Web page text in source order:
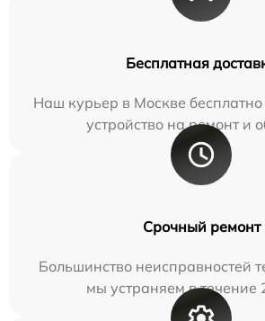
Бесплатная
Наш курьер в Москве
устройство на ремонт и
Срочный ремонт
Большинство неисправностей
мы устраняем в течение